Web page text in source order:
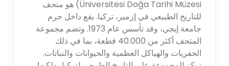
Üniversitesi Doğa Tarihi Müzesi) هو متحف
للتاريخ الطبيعي في إزمير، تركيا. يقع داخل حرم
جامعة إيجي، وقد تأسس عام 1973. وتضم مجموعة
المتحف أكثر من 40.000 قطعة، بما في ذلك
الحفريات والهياكل العظمية والحيوانات والنباتات.